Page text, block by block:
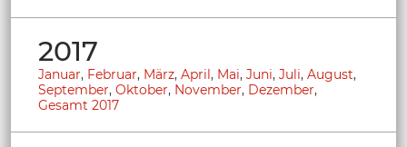
2017
Januar, Februar, März, April, Mai, Juni, Juli, August,
September, Oktober, November, Dezember,
Gesamt 2017